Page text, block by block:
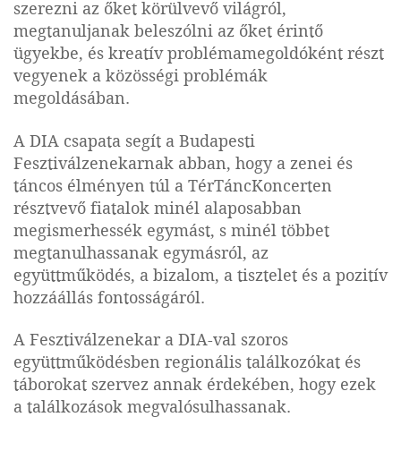
szerezni az őket körülvevő világról,
megtanuljanak beleszólni az őket érintő
ügyekbe, és kreatív problémamegoldóként részt
vegyenek a közösségi problémák
megoldásában.
A DIA csapata segít a Budapesti
Fesztiválzenekarnak abban, hogy a zenei és
táncos élményen túl a TérTáncKoncerten
résztvevő fiatalok minél alaposabban
megismerhessék egymást, s minél többet
megtanulhassanak egymásról, az
együttműködés, a bizalom, a tisztelet és a pozitív
hozzáállás fontosságáról.
A Fesztiválzenekar a DIA-val szoros
együttműködésben regionális találkozókat és
táborokat szervez annak érdekében, hogy ezek
a találkozások megvalósulhassanak.